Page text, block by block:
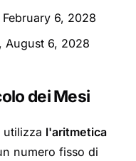
6, 2028
August 6, 2028
dei Mesi
utilizza l'aritmetica
numero fisso di